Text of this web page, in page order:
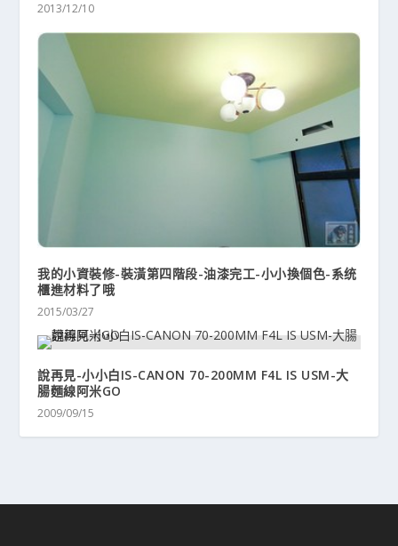
2013/12/10
我的小資裝修-裝潢第四階段-油漆完工-小小換個色-系统
櫃進材料了哦
2015/03/27
說再見-小小白IS-CANON 70-200MM F4L IS USM-大
腸麵線阿米GO
2009/09/15